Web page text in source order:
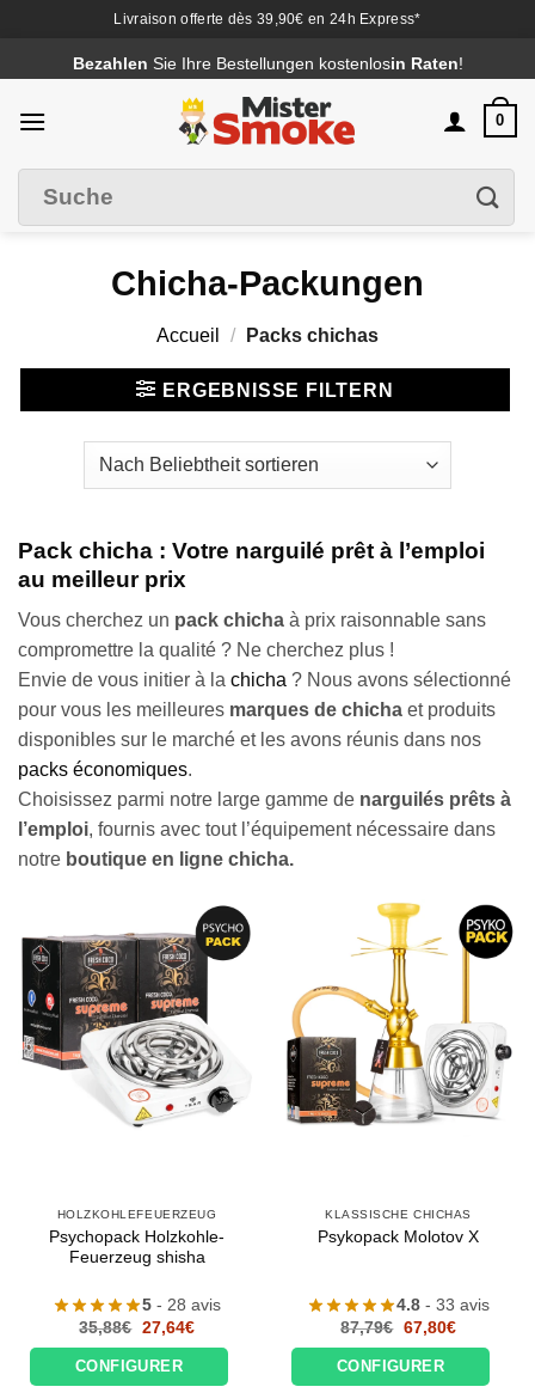
Livraison offerte dès 39,90€ en 24h Express*
au
contenu
Bezahlen Sie Ihre Bestellungen kostenlosin Raten!
0
nach
Chicha-Packungen
Accueil / Packs chichas
ERGEBNISSE FILTERN
Pack chicha : Votre narguilé prêt à l’emploi
au meilleur prix
Vous cherchez un pack chicha à prix raisonnable sans
compromettre la qualité ? Ne cherchez plus !
Envie de vous initier à la chicha ? Nous avons sélectionné
pour vous les meilleures marques de chicha et produits
disponibles sur le marché et les avons réunis dans nos
packs économiques.
Choisissez parmi notre large gamme de narguilés prêts à
l’emploi, fournis avec tout l’équipement nécessaire dans
notre boutique en ligne chicha.
HOLZKOHLEFEUERZEUG
Psychopack Holzkohle-
Feuerzeug shisha
5 - 28 avis
35,88€ Le
prix
initial
était :
35,88€.
27,64€Le
actuel
27,64€.
CONFIGURER
KLASSISCHE CHICHAS
Psykopack Molotov X
4.8 - 33 avis
87,79€ Le
prix
initial
était :
87,79€.
67,80€Le
actuel
67,80€.
CONFIGURER